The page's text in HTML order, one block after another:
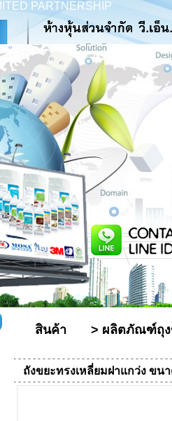
PARTNERSHIP
สินค้า > ผลิตภัณฑ์ถุง
ถังขยะทรงเหลี่ยมฝาแกว่ง ขน